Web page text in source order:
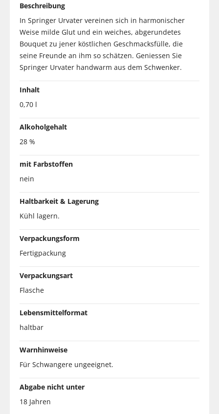
Beschreibung
In Springer Urvater vereinen sich in harmonischer
Weise milde Glut und ein weiches, abgerundetes
Bouquet zu jener köstlichen Geschmacksfülle, die
seine Freunde an ihm so schätzen. Geniessen Sie
Springer Urvater handwarm aus dem Schwenker.
Inhalt
0,70 l
Alkoholgehalt
28 %
mit Farbstoffen
nein
Haltbarkeit & Lagerung
Kühl lagern.
Verpackungsform
Fertigpackung
Verpackungsart
Flasche
Lebensmittelformat
haltbar
Warnhinweise
Für Schwangere ungeeignet.
Abgabe nicht unter
18 Jahren